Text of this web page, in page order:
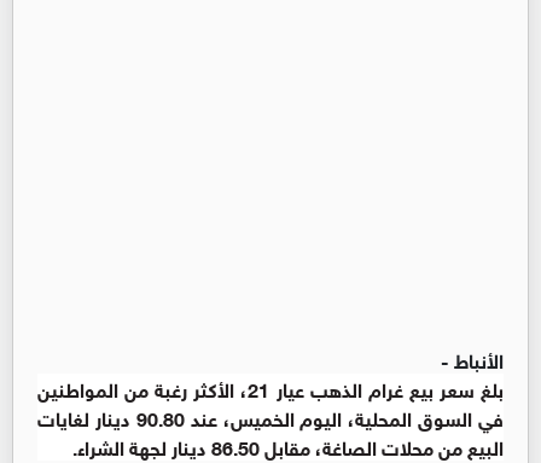
الأنباط -
بلغ سعر بيع غرام الذهب عيار 21، الأكثر رغبة من المواطنين
في السوق المحلية، اليوم الخميس، عند 90.80 دينار لغايات
البيع من محلات الصاغة، مقابل 86.50 دينار لجهة الشراء.